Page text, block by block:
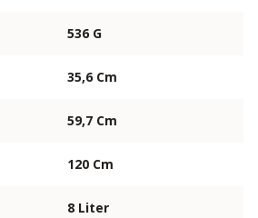
536 G
35,6 Cm
59,7 Cm
120 Cm
8 Liter